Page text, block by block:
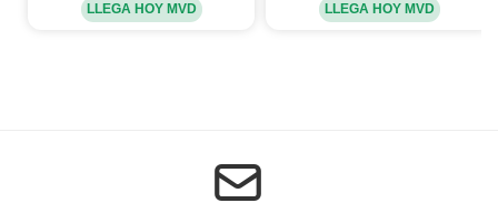
LLEGA HOY MVD LLEGA HOY MVD